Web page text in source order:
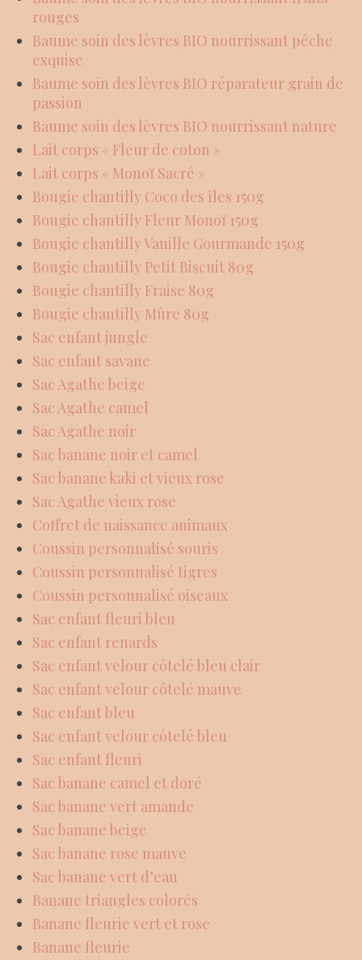
rouges
Baume soin des lèvres BIO nourrissant pêche
exquise
Baume soin des lèvres BIO réparateur grain de
passion
Baume soin des lèvres BIO nourrissant nature
Lait corps « Fleur de coton »
Lait corps « Monoï Sacré »
Bougie chantilly Coco des îles 150g
Bougie chantilly Fleur Monoï 150g
Bougie chantilly Vanille Gourmande 150g
Bougie chantilly Petit Biscuit 80g
Bougie chantilly Fraise 80g
Bougie chantilly Mûre 80g
Sac enfant jungle
Sac enfant savane
Sac Agathe beige
Sac Agathe camel
Sac Agathe noir
Sac banane noir et camel
Sac banane kaki et vieux rose
Sac Agathe vieux rose
Coffret de naissance animaux
Coussin personnalisé souris
Coussin personnalisé tigres
Coussin personnalisé oiseaux
Sac enfant fleuri bleu
Sac enfant renards
Sac enfant velour côtelé bleu clair
Sac enfant velour côtelé mauve
Sac enfant bleu
Sac enfant velour côtelé bleu
Sac enfant fleuri
Sac banane camel et doré
Sac banane vert amande
Sac banane beige
Sac banane rose mauve
Sac banane vert d’eau
Banane triangles colorés
Banane fleurie vert et rose
Banane fleurie